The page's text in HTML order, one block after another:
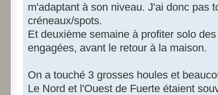
m'adaptant à son niveau. J'ai donc pas
créneaux/spots.
Et deuxième semaine à profiter solo
engagées, avant le retour à la maison.
On a touché 3 grosses houles et
Le Nord et l'Ouest de Fuerte étaient